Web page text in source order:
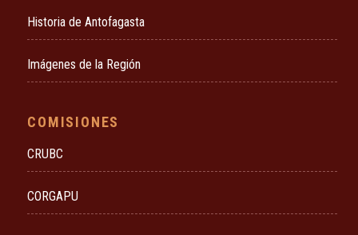
Historia de Antofagasta
Imágenes de la Región
COMISIONES
CRUBC
CORGAPU